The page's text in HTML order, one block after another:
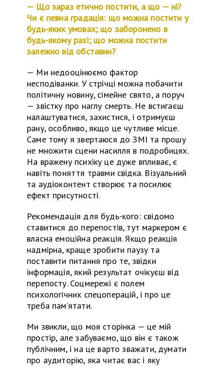
— Що зараз етично постити, а що — ні?
Чи є певна градація: що можна постити у
будь-яких умовах; що заборонено в
будь-якому разі; що можна постити
залежно від обставин?
— Ми недооцінюємо фактор
несподіванки. Устрічці можна побачити
політичну новину, сімейне свято, а поруч
— звістку про наглу смерть. Не встигаєш
налаштуватися, захистися, і отримуєш
рану, особливо, якщо це чутливе місце.
Саме тому я звертаюся до ЗМІ та прошу
не множити сцени насилля в подробицях.
На вражену психіку це дуже впливає, є
навіть поняття травми свідка. Візуальний
та аудіоконтент створює тапосилює
ефект присутності.
Рекомендація для будь-кого: свідомо
ставитися до перепостів, тут маркером є
власна емоційна реакція. Якщо реакція
надмірна, краще зробити паузу та
поставити питання про те,звідки
інформація, який результат очікуєш від
перепосту. Соцмережі є полем
психологічних спецоперацій, і про це
треба пам’ятати.
Ми звикли, що моя сторінка — це мій
простір, але забуваємо, що він є також
публічним, і на це варто зважати, думати
про аудиторію, яка читає вас і яку